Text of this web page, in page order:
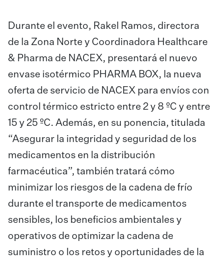
Durante el evento, Rakel Ramos, directora
de la Zona Norte y Coordinadora Healthcare
& Pharma de NACEX, presentará el nuevo
envase isotérmico PHARMA BOX, la nueva
oferta de servicio de NACEX para envíos con
control térmico estricto entre 2 y 8 ºC y entre
15 y 25 ºC. Además, en su ponencia, titulada
“Asegurar la integridad y seguridad de los
medicamentos en la distribución
farmacéutica”, también tratará cómo
minimizar los riesgos de la cadena de frío
durante el transporte de medicamentos
sensibles, los beneficios ambientales y
operativos de optimizar la cadena de
suministro o los retos y oportunidades de la